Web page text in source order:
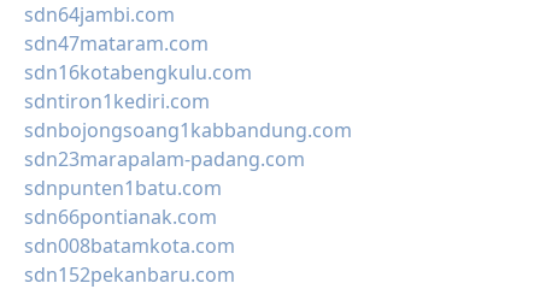
sdn64jambi.com
sdn47mataram.com
sdn16kotabengkulu.com
sdntiron1kediri.com
sdnbojongsoang1kabbandung.com
sdn23marapalam-padang.com
sdnpunten1batu.com
sdn66pontianak.com
sdn008batamkota.com
sdn152pekanbaru.com